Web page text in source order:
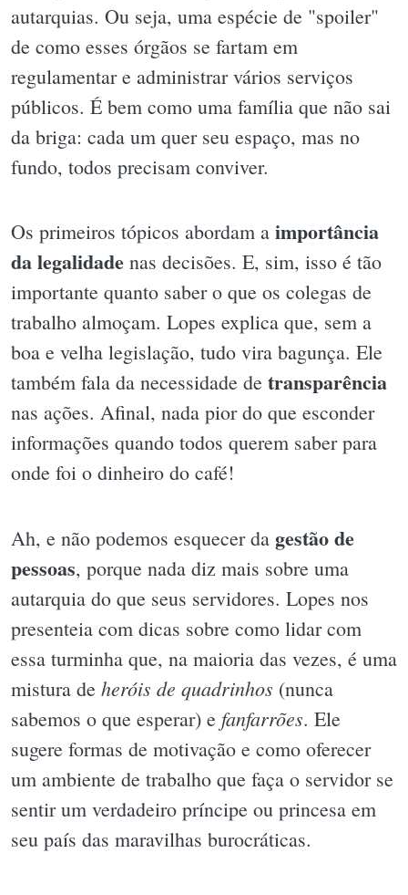
autarquias. Ou seja, uma espécie de "spoiler"
de como esses órgãos se fartam em
regulamentar e administrar vários serviços
públicos. É bem como uma família que não sai
da briga: cada um quer seu espaço, mas no
fundo, todos precisam conviver.
Os primeiros tópicos abordam a importância
da legalidade nas decisões. E, sim, isso é tão
importante quanto saber o que os colegas de
trabalho almoçam. Lopes explica que, sem a
boa e velha legislação, tudo vira bagunça. Ele
também fala da necessidade de transparência
nas ações. Afinal, nada pior do que esconder
informações quando todos querem saber para
onde foi o dinheiro do café!
Ah, e não podemos esquecer da gestão de
pessoas, porque nada diz mais sobre uma
autarquia do que seus servidores. Lopes nos
presenteia com dicas sobre como lidar com
essa turminha que, na maioria das vezes, é uma
mistura de heróis de quadrinhos (nunca
sabemos o que esperar) e fanfarrões. Ele
sugere formas de motivação e como oferecer
um ambiente de trabalho que faça o servidor se
sentir um verdadeiro príncipe ou princesa em
seu país das maravilhas burocráticas.